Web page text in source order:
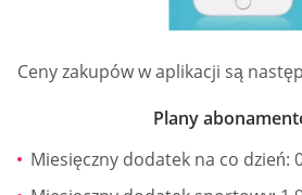
Ceny zakupów w aplikacji są
Plany
Miesięczny dodatek na co dzień: